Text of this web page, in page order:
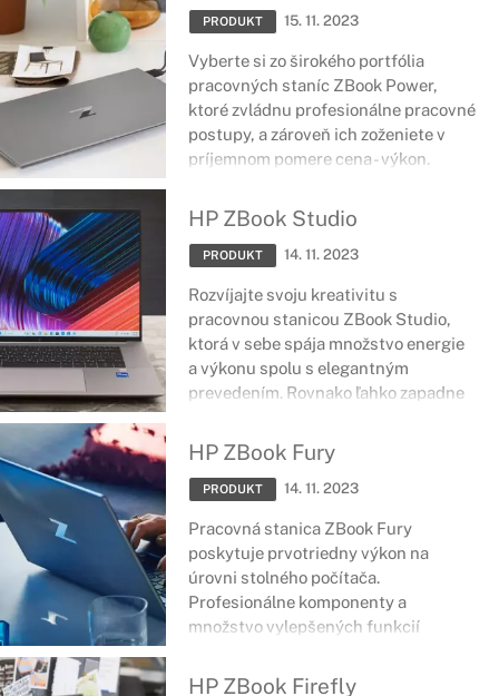
PRODUKT 15. 11. 2023
Vyberte si zo širokého portfólia
pracovných staníc ZBook Power,
ktoré zvládnu profesionálne pracovné
postupy, a zároveň ich zoženiete v
príjemnom pomere cena - výkon.
tele, ktoré prešlo vojenskou
certifikáciou odolnosti vás podržia aj
v ťažkých chvíľach každodenných
HP ZBook Studio
PRODUKT 14. 11. 2023
Rozvíjajte svoju kreativitu s
pracovnou stanicou ZBook Studio,
ktorá v sebe spája množstvo energie
a výkonu spolu s elegantným
prevedením. Rovnako ľahko zapadne
a umožní využívať tie najnáročnejšie
dizajnové aplikácie.
HP ZBook Fury
PRODUKT 14. 11. 2023
Pracovná stanica ZBook Fury
poskytuje prvotriedny výkon na
úrovni stolného počítača.
Profesionálne komponenty a
množstvo vylepšených funkcií
pričom je vhodná najmä pre dátových
HP ZBook Firefly